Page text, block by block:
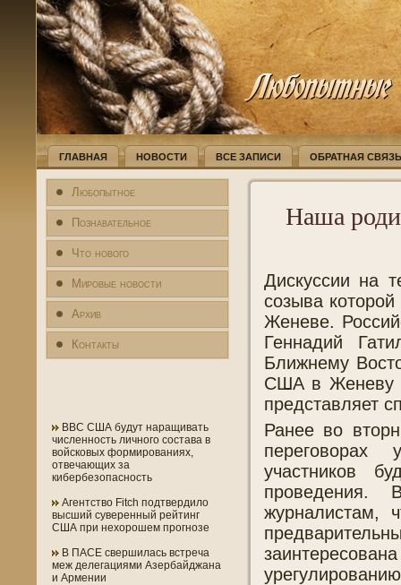
ГЛАВНАЯ НОВОСТИ ВСЕ ЗАПИСИ ОБРАТНАЯ СВЯЗЬ
Любопытное
Познавательное
Что нового
Мировые новости
Архив
Контакты
ВВС США будут наращивать
численность личного состава в
войсковых формированиях,
отвечающих за
кибербезопасность
Агентство Fitch подтвердило
высший суверенный рейтинг
США при нехорошем прогнозе
В ПАСЕ свершилась встреча
меж делегациями Азербайджана
и Армении
Наша
Дискуссии на
созыва
Женеве.
Геннадий
Ближнему
США в Женеву
представляет
Ранее во
переговорах
участников
журналистам,